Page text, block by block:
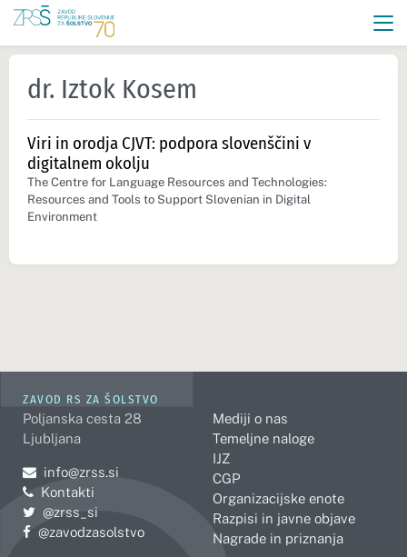
dr. Iztok Kosem
Viri in orodja CJVT: podpora slovenščini v
digitalnem okolju
The Centre for Language Resources and Technologies:
Resources and Tools to Support Slovenian in Digital
Environment
ZAVOD RS ZA ŠOLSTVO
Poljanska cesta 28
Ljubljana
Pošljite e-mail na
info@zrss.si
Kontakti
Pojdite na Twitter:
@zrss_si
Pojdite na Facebook:
@zavodzasolstvo
Mediji o nas
Temeljne naloge
IJZ
CGP
Organizacijske enote
Razpisi in javne objave
Nagrade in priznanja